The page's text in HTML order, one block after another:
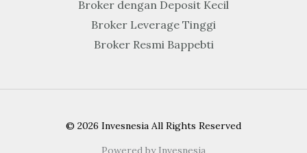
Broker dengan Deposit Kecil
Broker Leverage Tinggi
Broker Resmi Bappebti
© 2026 Invesnesia All Rights Reserved
Powered by Invesnesia